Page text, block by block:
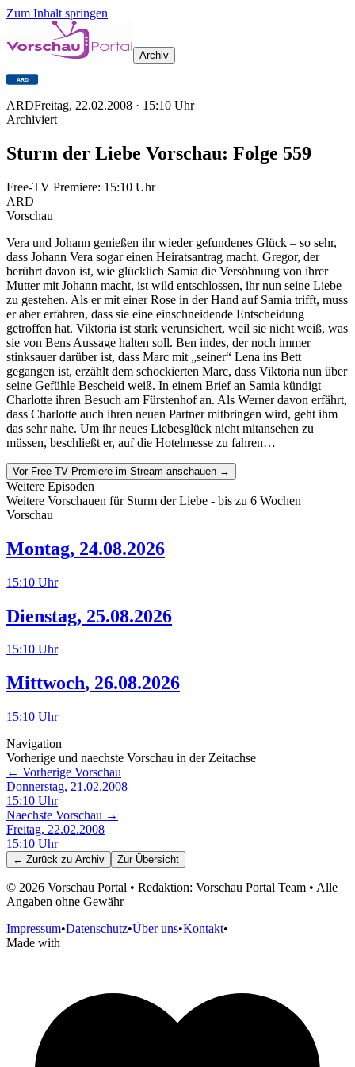
Zum Inhalt springen
Archiv
ARDFreitag, 22.02.2008 · 15:10 Uhr
Archiviert
Sturm der Liebe Vorschau: Folge 559
Free-TV Premiere: 15:10 Uhr
ARD
Vorschau
Vera und Johann genießen ihr wieder gefundenes Glück – so sehr,
dass Johann Vera sogar einen Heiratsantrag macht. Gregor, der
berührt davon ist, wie glücklich Samia die Versöhnung von ihrer
Mutter mit Johann macht, ist wild entschlossen, ihr nun seine Liebe
zu gestehen. Als er mit einer Rose in der Hand auf Samia trifft, muss
er aber erfahren, dass sie eine einschneidende Entscheidung
getroffen hat. Viktoria ist stark verunsichert, weil sie nicht weiß, was
sie von Bens Aussage halten soll. Ben indes, der noch immer
stinksauer darüber ist, dass Marc mit „seiner“ Lena ins Bett
gegangen ist, erzählt dem schockierten Marc, dass Viktoria nun über
seine Gefühle Bescheid weiß. In einem Brief an Samia kündigt
Charlotte ihren Besuch am Fürstenhof an. Als Werner davon erfährt,
dass Charlotte auch ihren neuen Partner mitbringen wird, geht ihm
das sehr nahe. Um ihr neues Liebesglück nicht mitansehen zu
müssen, beschließt er, auf die Hotelmesse zu fahren…
Vor Free-TV Premiere im Stream anschauen →
Weitere Episoden
Weitere Vorschauen für Sturm der Liebe - bis zu 6 Wochen
Vorschau
Montag, 24.08.2026
15:10 Uhr
Dienstag, 25.08.2026
15:10 Uhr
Mittwoch, 26.08.2026
15:10 Uhr
Navigation
Vorherige und naechste Vorschau in der Zeitachse
← Vorherige Vorschau
Donnerstag, 21.02.2008
15:10 Uhr
Naechste Vorschau →
Freitag, 22.02.2008
15:10 Uhr
← Zurück zu Archiv Zur Übersicht
© 2026 Vorschau Portal • Redaktion: Vorschau Portal Team • Alle
Angaben ohne Gewähr
Impressum•Datenschutz•Über uns•Kontakt•
Made with